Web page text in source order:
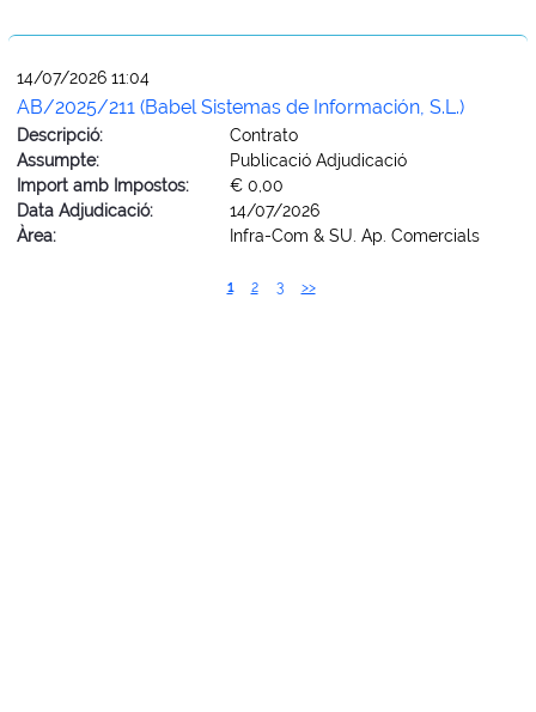
14/07/2026 11:04
AB/2025/211 (Babel Sistemas de Información, S.L.)
Descripció:
Contrato
Assumpte:
Publicació Adjudicació
Import amb Impostos:
€ 0,00
Data Adjudicació:
14/07/2026
Àrea:
Infra-Com & SU. Ap. Comercials
1 2 3 >>